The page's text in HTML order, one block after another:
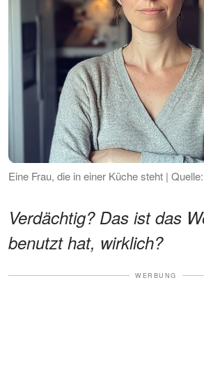
Eine Frau, die in einer Küche steht |
Verdächtig? Das ist das
benutzt hat, wirklich?
WERBUNG